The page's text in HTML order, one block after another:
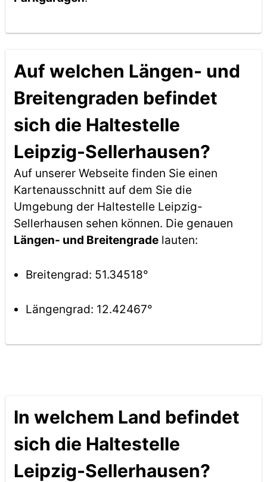
Auf welchen Längen- und
Breitengraden befindet
sich die Haltestelle
Leipzig-Sellerhausen?
Auf unserer Webseite finden Sie einen
Kartenausschnitt auf dem Sie die
Umgebung der Haltestelle Leipzig-
Sellerhausen sehen können. Die genauen
Längen- und Breitengradelauten:
Breitengrad: 51.34518°
Längengrad: 12.42467°
In welchem Land befindet
sich die Haltestelle
Leipzig-Sellerhausen?